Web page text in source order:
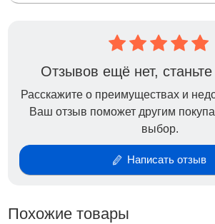
Отзывов ещё нет,
Расскажите о преимуществах и
Ваш отзыв поможет другим
выбор.
Написать отзыв
Похожие товары